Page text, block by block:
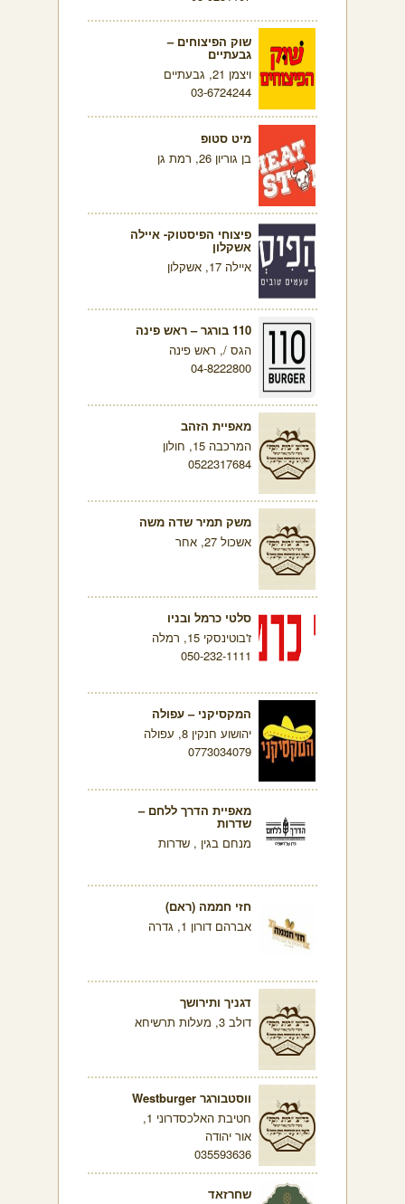
שוק הפיצוחים –
גבעתיים
ויצמן 21, גבעתיים
03-6724244
מיט סטופ
בן גוריון 26, רמת גן
פיצוחי הפיסטוק- איילה
אשקלון
איילה 17, אשקלון
110 בורגר – ראש פינה
הגס /, ראש פינה
04-8222800
מאפיית הזהב
המרכבה 15, חולון
0522317684
משק תמיר שדה משה
אשכול 27, אחר
סלטי כרמל ובניו
ז'בוטינסקי 15, רמלה
050-232-1111
המקסיקני – עפולה
יהושוע חנקין 8, עפולה
0773034079
מאפיית הדרך ללחם –
שדרות
מנחם בגין , שדרות
חזי חממה (ראם)
אברהם דורון 1, גדרה
דגניך ותירושך
דולב 3, מעלות תרשיחא
ווסטבורגר Westburger
חטיבת האלכסדרוני 1,
אור יהודה
035593636
שחרזאד